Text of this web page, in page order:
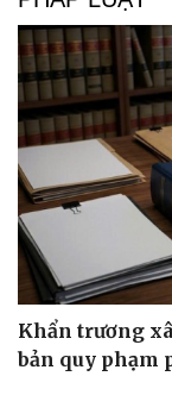
Khẩn trương
bản quy phạm